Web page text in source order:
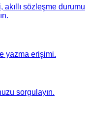
sözleşme durumu
yazma erişimi.
sorgulayın.